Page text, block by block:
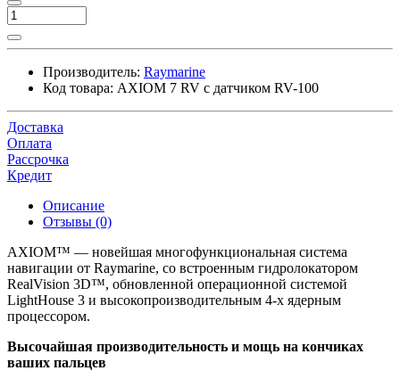
Производитель: Raymarine
Код товара: AXIOM 7 RV с датчиком RV-100
Доставка
Оплата
Рассрочка
Кредит
Описание
Отзывы (0)
AXIOM™ — новейшая многофункциональная система
навигации от Raymarine, со встроенным гидролокатором
RealVision 3D™, обновленной операционной системой
LightHouse 3 и высокопроизводительным 4-х ядерным
процессором.
Высочайшая производительность и мощь на кончиках
ваших пальцев